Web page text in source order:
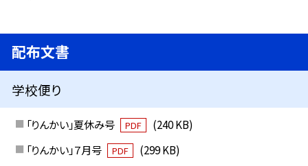
配布文書
学校便り
「りんかい」夏休み号 PDF
(240 KB)
「りんかい」７月号
PDF
(299 KB)